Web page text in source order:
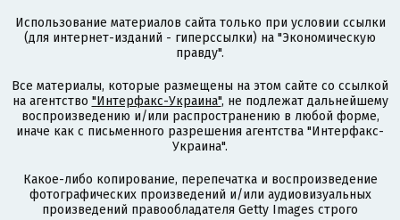
Использование материалов сайта только при условии ссылки
(для интернет-изданий - гиперссылки) на "Экономическую
правду".
Все материалы, которые размещены на этом сайте со ссылкой
на агентство "Интерфакс-Украина", не подлежат дальнейшему
воспроизведению и/или распространению в любой форме,
иначе как с письменного разрешения агентства "Интерфакс-
Украина".
Какое-либо копирование, перепечатка и воспроизведение
фотографических произведений и/или аудиовизуальных
произведений правообладателя Getty Images строго